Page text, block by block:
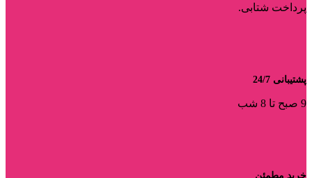
پرداخت شتابی.
پشتیبانی 24/7
9 صبح تا 8 شب
خرید مطمئن